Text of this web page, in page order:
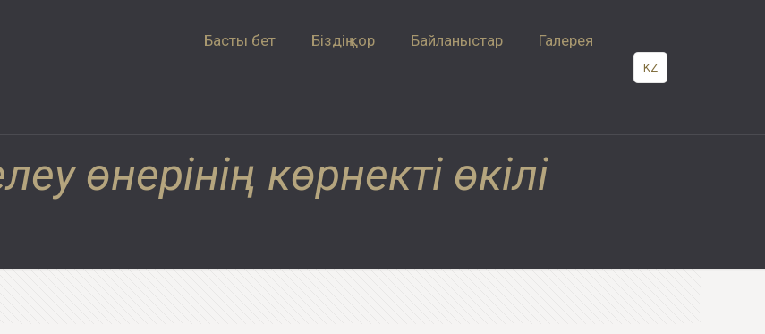
Басты бет Біздің қор Байланыстар Галерея
KZ
өнерінің көрнекті өкілі